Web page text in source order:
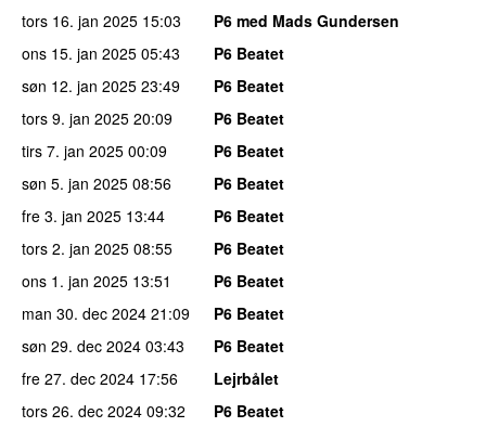
tors 16. jan 2025 15:03
P6 med Mads Gundersen
ons 15. jan 2025 05:43
P6 Beatet
søn 12. jan 2025 23:49
P6 Beatet
tors 9. jan 2025 20:09
P6 Beatet
tirs 7. jan 2025 00:09
P6 Beatet
søn 5. jan 2025 08:56
P6 Beatet
fre 3. jan 2025 13:44
P6 Beatet
tors 2. jan 2025 08:55
P6 Beatet
ons 1. jan 2025 13:51
P6 Beatet
man 30. dec 2024 21:09
P6 Beatet
søn 29. dec 2024 03:43
P6 Beatet
fre 27. dec 2024 17:56
Lejrbålet
tors 26. dec 2024 09:32
P6 Beatet